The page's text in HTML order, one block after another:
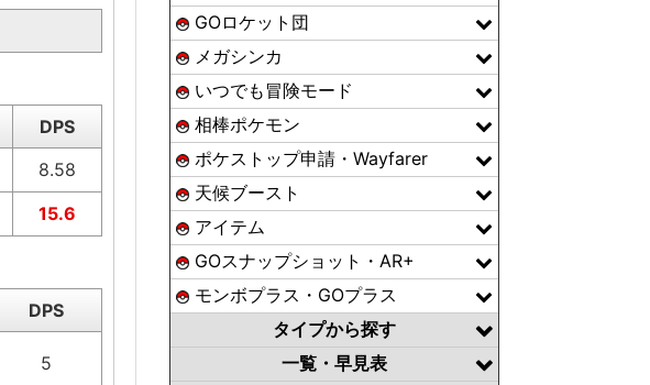
DPS
8.58
15.6
DPS
5
GOロケット団
メガシンカ
いつでも冒険モード
相棒ポケモン
ポケストップ申請・Wayfarer
天候ブースト
アイテム
GOスナップショット・AR+
モンボプラス・GOプラス
タイプから探す
一覧・早見表